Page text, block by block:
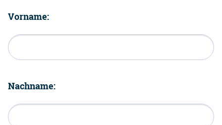
Vorname:
Nachname: